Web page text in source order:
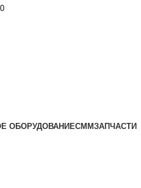
ОБОРУДОВАНИЕСММЗАПЧАСТИ